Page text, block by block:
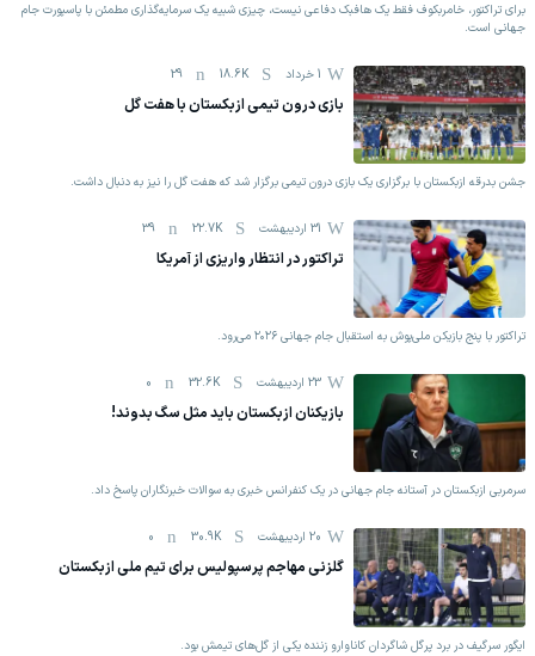
برای تراکتور، خامربکوف فقط یک هافبک دفاعی نیست، چیزی شبیه یک سرمایه‌گذاری مطمئن با پاسپورت جام
جهانی است.
1 خرداد 18.6K
29
بازی درون تیمی ازبکستان با هفت گل
جشن بدرقه ازبکستان با برگزاری یک بازی درون تیمی برگزار شد که هفت گل را نیز به دنبال داشت.
31 اردیبهشت 22.7K
39
تراکتور در انتظار واریزی از آمریکا
تراکتور با پنج بازیکن ملی‌پوش به استقبال جام جهانی ۲۰۲۶ می‌رود.
23 اردیبهشت 32.6K
0
بازیکنان ازبکستان باید مثل سگ بدوند!
سرمربی ازبکستان در آستانه جام جهانی در یک کنفرانس خبری به سوالات خبرنگاران پاسخ داد.
20 اردیبهشت 30.9K
0
گلزنی مهاجم پرسپولیس برای تیم ملی ازبکستان
ایگور سرگیف در برد پرگل شاگردان کاناوارو زننده یکی از گل‌های تیمش بود.